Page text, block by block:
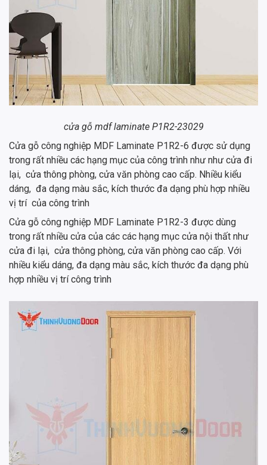
cửa gỗ mdf laminate P1R2-23029
Cửa gỗ công nghiệp MDF Laminate P1R2-6 được sử dụng
trong rất nhiều các hạng mục của công trình như như cửa đi
lại, cửa thông phòng, cửa văn phòng cao cấp. Nhiều kiểu
dáng, đa dạng màu sắc, kích thước đa dạng phù hợp nhiều
vị trí của công trình
Cửa gỗ công nghiệp MDF Laminate P1R2-3 được dùng
trong rất nhiều cửa của các các hạng mục cửa nội thất như
cửa đi lại, cửa thông phòng, cửa văn phòng cao cấp. Với
nhiều kiểu dáng, đa dạng màu sắc, kích thước đa dạng phù
hợp nhiều vị trí công trình